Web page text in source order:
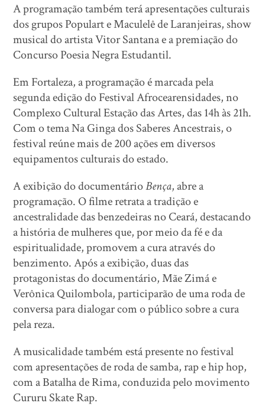
A programação também terá apresentações culturais
dos grupos Populart e Maculelê de Laranjeiras, show
musical do artista Vitor Santana e a premiação do
Concurso Poesia Negra Estudantil.
Em Fortaleza, a programação é marcada pela
segunda edição do Festival Afrocearensidades, no
Complexo Cultural Estação das Artes, das 14h às 21h.
Com o tema Na Ginga dos Saberes Ancestrais, o
festival reúne mais de 200 ações em diversos
equipamentos culturais do estado.
A exibição do documentárioBença, abre a
programação. O filme retrata a tradição e
ancestralidade das benzedeiras no Ceará, destacando
a história de mulheres que, por meio da fé e da
espiritualidade, promovem a cura através do
benzimento. Após a exibição, duas das
protagonistas do documentário, Mãe Zimá e
Verônica Quilombola, participarão de uma roda de
conversa para dialogar com o público sobre a cura
pela reza.
A musicalidade também está presente no festival
com apresentações de roda de samba, rap e hip hop,
com a Batalha de Rima, conduzida pelo movimento
Cururu Skate Rap.